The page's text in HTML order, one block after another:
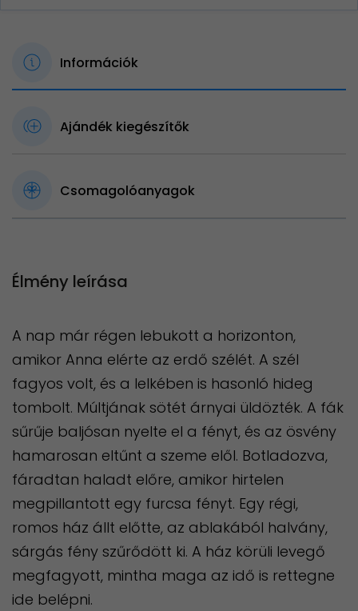
Információk
Ajándék kiegészítők
Csomagolóanyagok
Élmény leírása
A nap már régen lebukott a horizonton,
amikor Anna elérte az erdő szélét. A szél
fagyos volt, és a lelkében is hasonló hideg
tombolt. Múltjának sötét árnyai üldözték. A fák
sűrűje baljósan nyelte el a fényt, és az ösvény
hamarosan eltűnt a szeme elől. Botladozva,
fáradtan haladt előre, amikor hirtelen
megpillantott egy furcsa fényt. Egy régi,
romos ház állt előtte, az ablakából halvány,
sárgás fény szűrődött ki. A ház körüli levegő
megfagyott, mintha maga az idő is rettegne
ide belépni.